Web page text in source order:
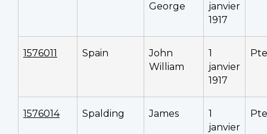
George
janvier
1917
1576011 Spain
John
William
1
janvier
1917
Pte
1576014 Spalding James
1
janvier
Pte